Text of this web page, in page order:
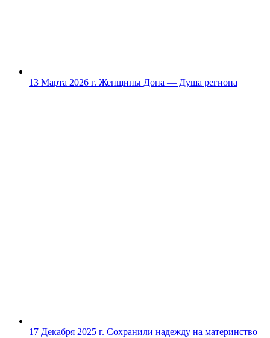
13 Марта 2026 г. Женщины Дона — Душа региона
17 Декабря 2025 г. Сохранили надежду на материнство